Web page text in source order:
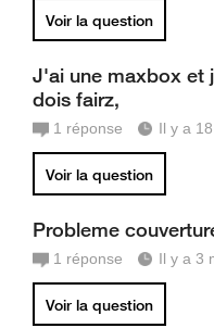
Voir la question
J'ai une maxbox et
dois fairz,
1 réponse Il y a
Voir la question
Probleme
1 réponse Il y a 3
Voir la question